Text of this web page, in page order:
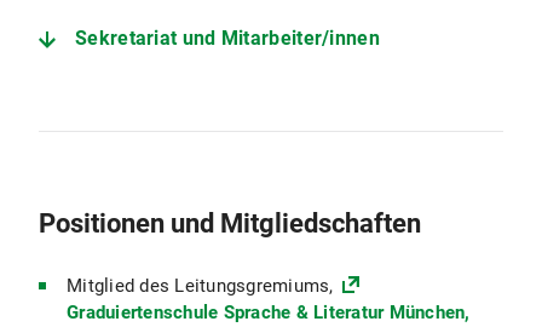
Sekretariat und Mitarbeiter/innen
Positionen und Mitgliedschaften
Mitglied des Leitungsgremiums,
Graduiertenschule Sprache & Literatur München,